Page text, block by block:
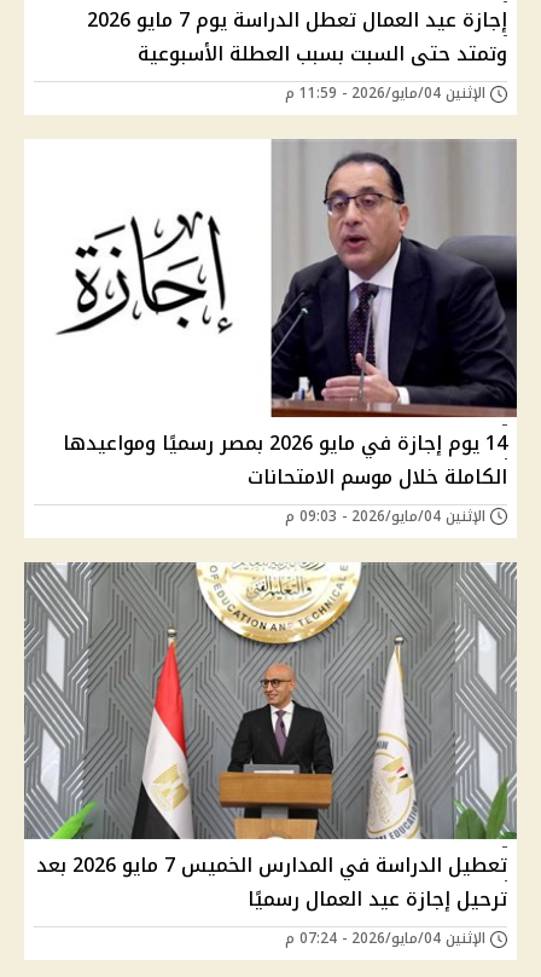
إجازة عيد العمال تعطل الدراسة يوم 7 مايو 2026
وتمتد حتى السبت بسبب العطلة الأسبوعية
الإثنين 04/مايو/2026 - 11:59 م
14 يوم إجازة في مايو 2026 بمصر رسميًا ومواعيدها
الكاملة خلال موسم الامتحانات
الإثنين 04/مايو/2026 - 09:03 م
تعطيل الدراسة في المدارس الخميس 7 مايو 2026 بعد
ترحيل إجازة عيد العمال رسميًا
الإثنين 04/مايو/2026 - 07:24 م